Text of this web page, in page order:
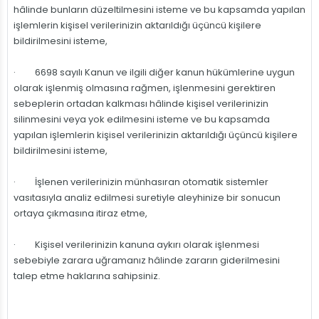
hâlinde bunların düzeltilmesini isteme ve bu kapsamda yapılan
işlemlerin kişisel verilerinizin aktarıldığı üçüncü kişilere
bildirilmesini isteme,
· 6698 sayılı Kanun ve ilgili diğer kanun hükümlerine uygun
olarak işlenmiş olmasına rağmen, işlenmesini gerektiren
sebeplerin ortadan kalkması hâlinde kişisel verilerinizin
silinmesini veya yok edilmesini isteme ve bu kapsamda
yapılan işlemlerin kişisel verilerinizin aktarıldığı üçüncü kişilere
bildirilmesini isteme,
· İşlenen verilerinizin münhasıran otomatik sistemler
vasıtasıyla analiz edilmesi suretiyle aleyhinize bir sonucun
ortaya çıkmasına itiraz etme,
· Kişisel verilerinizin kanuna aykırı olarak işlenmesi
sebebiyle zarara uğramanız hâlinde zararın giderilmesini
talep etme haklarına sahipsiniz.